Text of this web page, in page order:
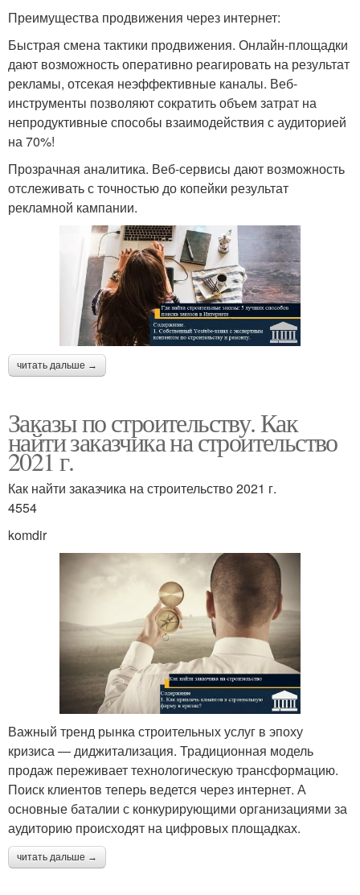
Преимущества продвижения через интернет:
Быстрая смена тактики продвижения. Онлайн-площадки
дают возможность оперативно реагировать на результат
рекламы, отсекая неэффективные каналы. Веб-
инструменты позволяют сократить объем затрат на
непродуктивные способы взаимодействия с аудиторией
на 70%!
Прозрачная аналитика. Веб-сервисы дают возможность
отслеживать с точностью до копейки результат
рекламной кампании.
читать дальше →
Заказы по строительству. Как
найти заказчика на строительство
2021 г.
Как найти заказчика на строительство 2021 г.
4554
komdir
Важный тренд рынка строительных услуг в эпоху
кризиса — диджитализация. Традиционная модель
продаж переживает технологическую трансформацию.
Поиск клиентов теперь ведется через интернет. А
основные баталии с конкурирующими организациями за
аудиторию происходят на цифровых площадках.
читать дальше →